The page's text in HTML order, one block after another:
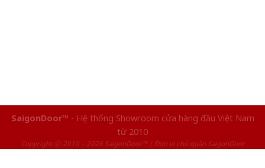
SaigonDoor™ - Hệ thống Showroom cửa hàng đầu Việt Nam
từ 2010
Copyright ⓒ 2010 – 2026 SaigonDoor™ | Đơn vị chủ quản SaigonDoor